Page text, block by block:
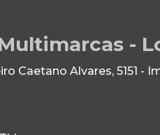
-
Caetano Alvares, 5151 -